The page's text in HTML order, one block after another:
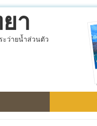
า
ะว่ายน้ำส่วนตัว